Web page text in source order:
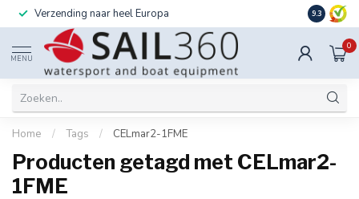
Verzending naar heel Europa Ook
9.3
MENU
0
Home / Tags / CELmar2-1FME
Producten getagd met CELmar2-
1FME